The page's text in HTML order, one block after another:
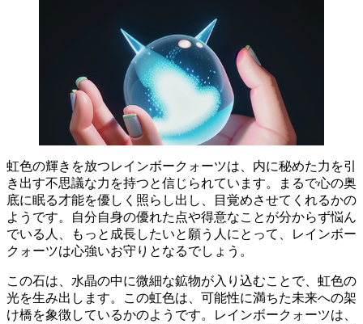
虹色の輝きを放つレインボークォーツは、内に秘めた力を引
き出す不思議な力を持つと信じられています。
まるで心の奥
底に眠る才能を優しく照らし出し、目覚めさせてくれるかの
ようです。自分自身の優れた点や得意なことが分からず悩ん
でいる人、もっと成長したいと願う人にとって、レインボー
クォーツは心強いお守りとなるでしょう。
この石は、水晶の中に微細な鉱物が入り込むことで、虹色の
光を生み出します。この虹色は、 可能性に満ちた未来への架
け橋を象徴しているかのようです。レインボークォーツは、